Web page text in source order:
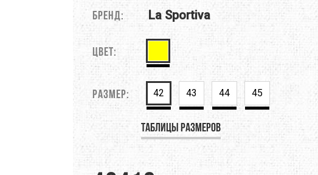
НАВИГАЦИЯ ПОХОДНАЯ ЕДА ТРЕККИНГОВЫЕ ПАЛКИ
DEEJO DEUTER
EVALINE EXOFFICIO
FIREBIRD FIRST ASCENT
GSI OUTDOORS GEAR AID
HAIRA
ICEBREAKER JAMES COOK
Бренд: La Sportiva
Цвет:
Размер: 42 43 44 45
Таблицы размеров